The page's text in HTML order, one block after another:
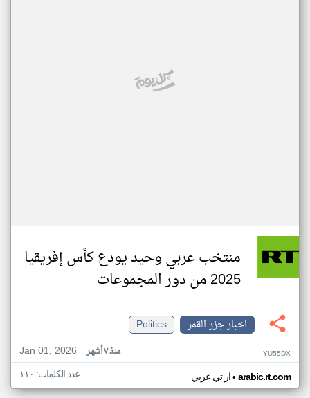
منتخب عربي وحيد يودع كأس إفريقيا
2025 من دور المجموعات
اخبار جزر القمر
Politics
Jan 01, 2026
منذ ٧ أشهر YU55DX
ار تي عربي• arabic.rt.com عدد الكلمات: ١١٠